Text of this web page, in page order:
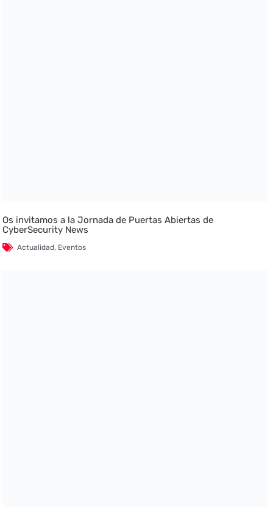
Os invitamos a la Jornada de Puertas Abiertas de
CyberSecurity News
Actualidad, Eventos